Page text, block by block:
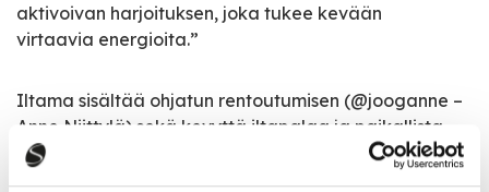
aktivoivan harjoituksen, joka tukee kevään
virtaavia energioita.”
Iltama sisältää ohjatun rentoutumisen (@jooganne –
Anne Niittylä) sekä kevyttä iltapalaa ja paikallista
villiyrttiteetä.